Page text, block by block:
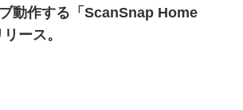
動作する「ScanSnap Home
ース。